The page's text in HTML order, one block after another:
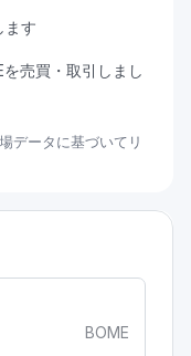
ます
売買・取引しまし
データに基づいてリ
BOME